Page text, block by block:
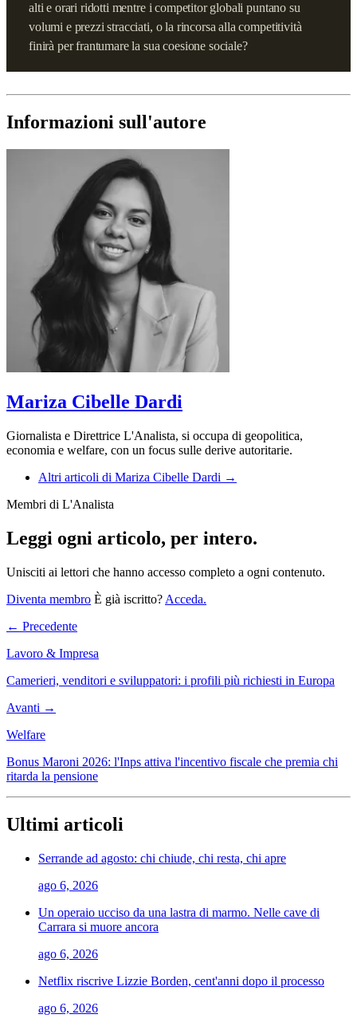
alti e orari ridotti mentre i competitor globali puntano su
volumi e prezzi stracciati, o la rincorsa alla competitività
finirà per frantumare la sua coesione sociale?
Informazioni sull'autore
Mariza Cibelle Dardi
Giornalista e Direttrice L'Analista, si occupa di geopolitica,
economia e welfare, con un focus sulle derive autoritarie.
Altri articoli di Mariza Cibelle Dardi →
Membri di L'Analista
Leggi ogni articolo, per intero.
Unisciti ai lettori che hanno accesso completo a ogni contenuto.
Diventa membro È già iscritto? Acceda.
← Precedente
Lavoro & Impresa
Camerieri, venditori e sviluppatori: i profili più richiesti in Europa
Avanti →
Welfare
Bonus Maroni 2026: l'Inps attiva l'incentivo fiscale che premia chi
ritarda la pensione
Ultimi articoli
Serrande ad agosto: chi chiude, chi resta, chi apre
ago 6, 2026
Un operaio ucciso da una lastra di marmo. Nelle cave di
Carrara si muore ancora
ago 6, 2026
Netflix riscrive Lizzie Borden, cent'anni dopo il processo
ago 6, 2026